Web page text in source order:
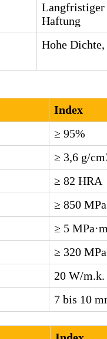
Langfristiger
Haftung
Hohe
Index
≥ 95%
≥ 3,6 g/cm
≥ 82 HRA
≥ 850 MPa
≥ 5 MPa·m
≥ 320 MPa
20 W/m.k.
7 bis 10